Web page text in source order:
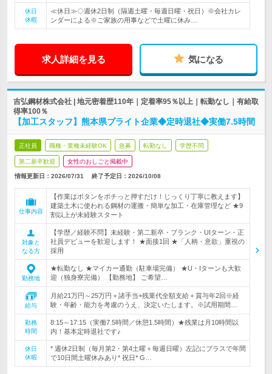
休日
休暇
≪休日≫◇週休2日制（隔週土曜・毎週日曜・祝日）※会社カレ
ンダーによる※ご家族の用事などで土曜に休み…
求人詳細を見る 気になる
吉弘鋼材株式会社 | 地元密着歴110年｜定着率95％以上｜転勤なし｜有給取
得率100％
【加工スタッフ】熊本県ブライト企業◆定時退社◆実働7.5時間
正社員 職種・業種未経験OK 急募 転勤なし 学歴不問
第二新卒歓迎 女性のおしごと掲載中
情報更新日：2026/07/31 終了予定日： 2026/10/08
仕事内容
【作業はボタンをポチっと押すだけ！じっくり丁寧に教えます】
建築土木に使われる鋼材の運搬・簡単な加工・在庫管理など ★9
割以上が未経験スタート
対象と
なる方
【学歴／経験不問】未経験・第二新卒・ブランク・UIターン・正
社員デビューを歓迎します！ ★面接1回 ★「人柄・意欲」重視の
採用
勤務地
★転勤なし ★マイカー通勤（駐車場完備） ★U・Iターンも大歓
迎（独身寮完備） 【勤務地】 ご希望…
給与
月給21万円～25万円＋諸手当+残業代全額支給＋賞与年2回※経
験・年齢・能力を考慮のうえ、決定いたします。※試用期間…
勤務
時間
8:15～17:15（実働7.5時間／休憩1.5時間）★残業は月10時間以
内！基本定時退社です♪
休日
休暇
* 週休2日制（毎月第2・第4土曜＋毎週日曜）左記にプラスで年間
で10日間土曜休みあり* 祝日* G…